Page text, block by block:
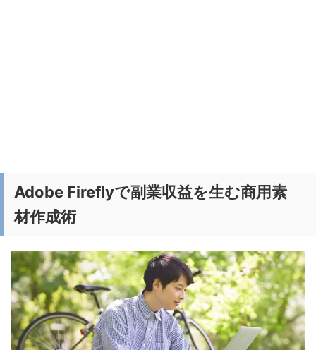
Adobe Fireflyで副業収益を生む商用素
材作成術